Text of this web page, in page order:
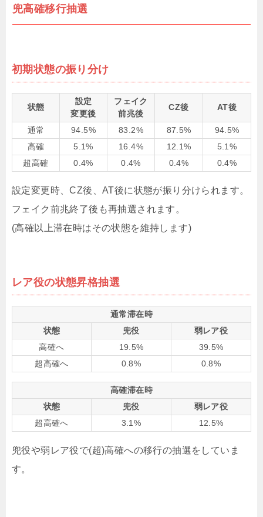
兜高確移行抽選
初期状態の振り分け
状態
設定
変更後
フェイク
前兆後
CZ後 AT後
通常 94.5% 83.2% 87.5%
94.5%
高確
5.1% 16.4% 12.1%
5.1%
超高確
0.4% 0.4% 0.4% 0.4%
設定変更時、CZ後、AT後に状態が振り分けられます。
フェイク前兆終了後も再抽選されます。
(高確以上滞在時はその状態を維持します)
レア役の状態昇格抽選
通常滞在時
状態
兜役
弱レア役
高確へ
19.5%
39.5%
超高確へ
0.8% 0.8%
高確滞在時
状態
兜役
弱レア役
超高確へ
3.1% 12.5%
兜役や弱レア役で(超)高確への移行の抽選をしていま
す。